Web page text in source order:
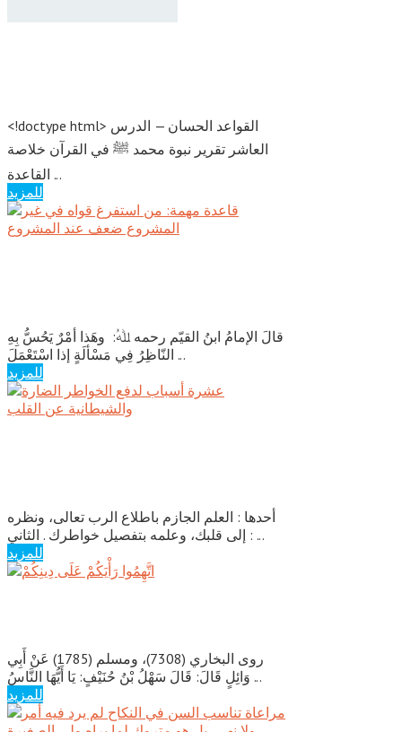
<!doctype html> القواعد الحسان — الدرس
العاشر تقرير نبوة محمد ﷺ في القرآن خلاصة
القاعدة ...
للمزيد
قالَ الإمامُ ابنُ القيّم رحمه ﷲُ: وهَذا أمْرٌ يَحُسُّ بِهِ
النّاظِرُ فِي مَسْألَةٍ إذا اسْتَعْمَلَ ...
للمزيد
أحدها : العلم الجازم باطلاع الرب تعالى، ونظره
إلى قلبك، وعلمه بتفصيل خواطرك . الثاني : ...
للمزيد
روى البخاري (7308)، ومسلم (1785) عَنْ أَبِي
وَائِلٍ قَالَ: قَالَ سَهْلُ بْنُ حُنَيْفٍ: يَا أَيُّهَا النَّاسُ ...
للمزيد